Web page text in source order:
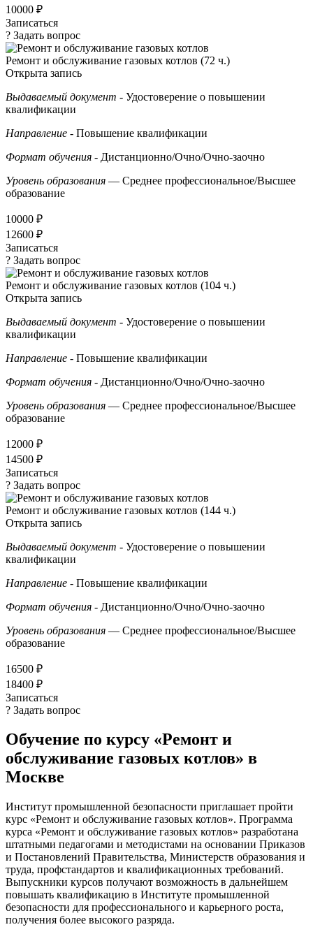
10000 ₽
Записаться
? Задать вопрос
Ремонт и обслуживание газовых котлов (72 ч.)
Открыта запись
Выдаваемый документ - Удостоверение о повышении
квалификации
Направление - Повышение квалификации
Формат обучения - Дистанционно/Очно/Очно-заочно
Уровень образования — Среднее профессиональное/Высшее
образование
10000 ₽
12600 ₽
Записаться
? Задать вопрос
Ремонт и обслуживание газовых котлов (104 ч.)
Открыта запись
Выдаваемый документ - Удостоверение о повышении
квалификации
Направление - Повышение квалификации
Формат обучения - Дистанционно/Очно/Очно-заочно
Уровень образования — Среднее профессиональное/Высшее
образование
12000 ₽
14500 ₽
Записаться
? Задать вопрос
Ремонт и обслуживание газовых котлов (144 ч.)
Открыта запись
Выдаваемый документ - Удостоверение о повышении
квалификации
Направление - Повышение квалификации
Формат обучения - Дистанционно/Очно/Очно-заочно
Уровень образования — Среднее профессиональное/Высшее
образование
16500 ₽
18400 ₽
Записаться
? Задать вопрос
Обучение по курсу «Ремонт и
обслуживание газовых котлов» в
Москве
Институт промышленной безопасности приглашает пройти
курс «Ремонт и обслуживание газовых котлов». Программа
курса «Ремонт и обслуживание газовых котлов» разработана
штатными педагогами и методистами на основании Приказов
и Постановлений Правительства, Министерств образования и
труда, профстандартов и квалификационных требований.
Выпускники курсов получают возможность в дальнейшем
повышать квалификацию в Институте промышленной
безопасности для профессионального и карьерного роста,
получения более высокого разряда.